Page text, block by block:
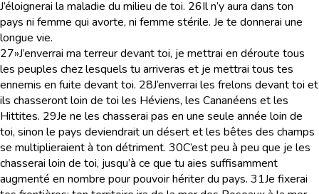
J’éloignerai la maladie du milieu de toi. 26Il n’y aura dans ton
pays ni femme qui avorte, ni femme stérile. Je te donnerai une
longue vie.
27»J’enverrai ma terreur devant toi, je mettrai en déroute tous
les peuples chez lesquels tu arriveras et je mettrai tous tes
ennemis en fuite devant toi. 28J’enverrai les frelons devant toi et
ils chasseront loin de toi les Héviens, les Cananéens et les
Hittites. 29Je ne les chasserai pas en une seule année loin de
toi, sinon le pays deviendrait un désert et les bêtes des champs
se multiplieraient à ton détriment. 30C’est peu à peu que je les
chasserai loin de toi, jusqu’à ce que tu aies suffisamment
augmenté en nombre pour pouvoir hériter du pays. 31Je fixerai